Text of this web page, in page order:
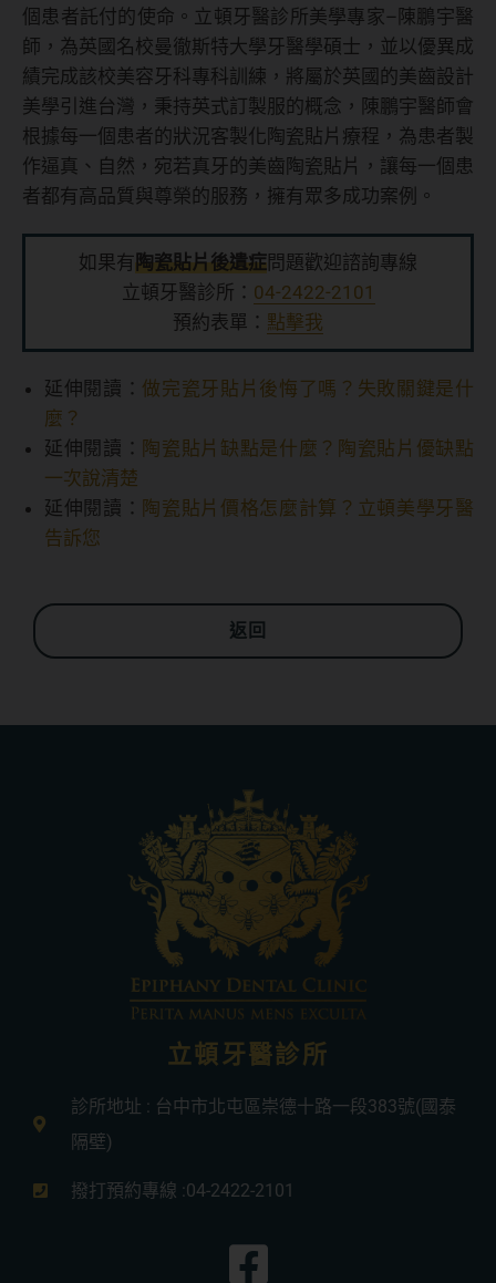
個患者託付的使命。立頓牙醫診所美學專家–陳鵬宇醫
師，為英國名校曼徹斯特大學牙醫學碩士，並以優異成
績完成該校美容牙科專科訓練，將屬於英國的美齒設計
美學引進台灣，秉持英式訂製服的概念，陳鵬宇醫師會
根據每一個患者的狀況客製化陶瓷貼片療程，為患者製
作逼真、自然，宛若真牙的美齒陶瓷貼片，讓每一個患
者都有高品質與尊榮的服務，擁有眾多成功案例。
如果有陶瓷貼片後遺症問題歡迎諮詢專線
立頓牙醫診所： 04-2422-2101
預約表單： 點擊我
延伸閱讀： 做完瓷牙貼片後悔了嗎？失敗關鍵是什
麼？
延伸閱讀： 陶瓷貼片缺點是什麼？陶瓷貼片優缺點
一次說清楚
延伸閱讀： 陶瓷貼片價格怎麼計算？立頓美學牙醫
告訴您
返回
立頓牙醫診所
診所地址 : 台中市北屯區崇德十路一段383號(國泰
隔壁)
撥打預約專線 :04-2422-2101